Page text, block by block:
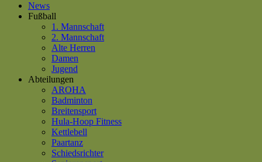
News
Fußball
1. Mannschaft
2. Mannschaft
Alte Herren
Damen
Jugend
Abteilungen
AROHA
Badminton
Breitensport
Hula-Hoop Fitness
Kettlebell
Paartanz
Schiedsrichter